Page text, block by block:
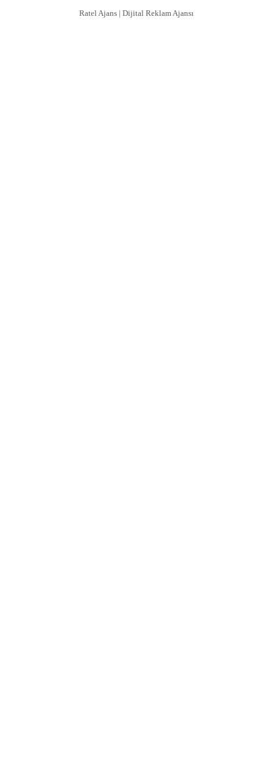
Ratel Ajans | Dijital Reklam Ajansı